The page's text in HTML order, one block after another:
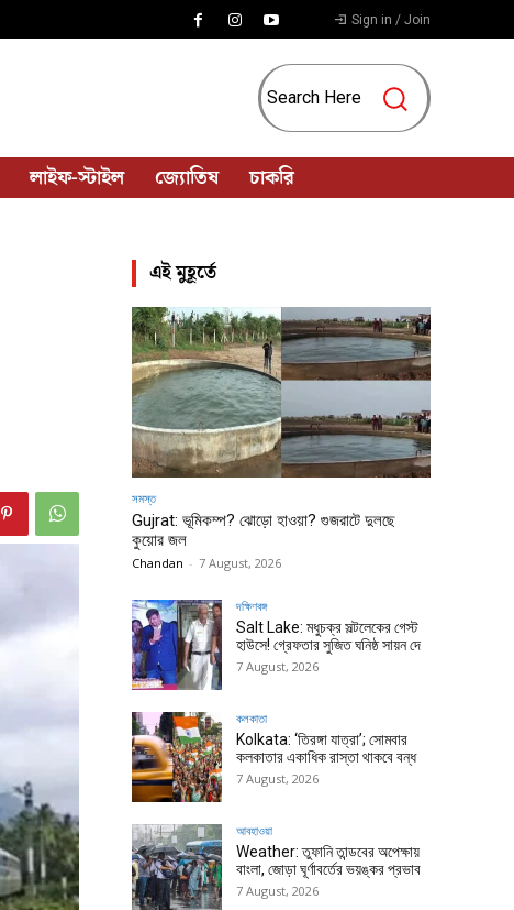
Sign in / Join
Search Here
লাইফ-স্টাইল জ্যোতিষ চাকরি
এই মুহূর্তে
সমস্ত
Gujrat: ভূমিকম্প? ঝোড়ো হাওয়া? গুজরাটে দুলছে
কুয়োর জল
Chandan - 7 August, 2026
দক্ষিণবঙ্গ
Salt Lake: মধুচক্র সল্টলেকের গেস্ট
হাউসে! গ্রেফতার সুজিত ঘনিষ্ঠ সায়ন দে
7 August, 2026
কলকাতা
Kolkata: ‘তিরঙ্গা যাত্রা’; সোমবার
কলকাতার একাধিক রাস্তা থাকবে বন্ধ
7 August, 2026
আবহাওয়া
Weather: তুফানি তান্ডবের অপেক্ষায়
বাংলা, জোড়া ঘূর্ণাবর্তের ভয়ঙ্কর প্রভাব
7 August, 2026